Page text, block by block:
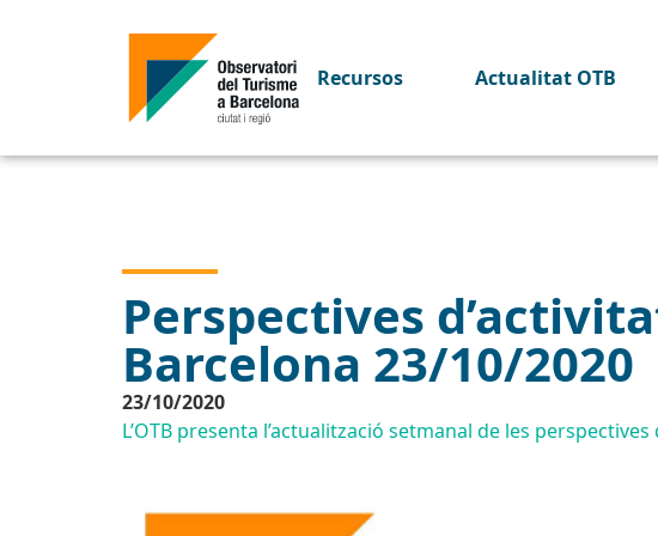
Recursos Actualitat OTB
Perspectives
Barcelona 23/10/2020
23/10/2020
L’OTB presenta l’actualització setmanal de les